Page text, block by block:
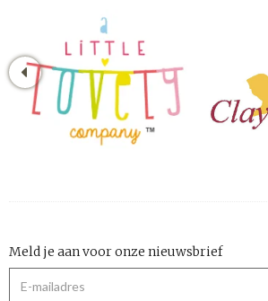
Meld je aan voor onze nieuwsbrief